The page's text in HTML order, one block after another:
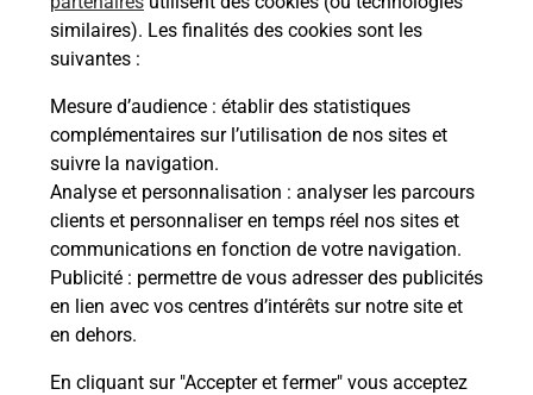
similaires). Les finalités des cookies sont les
suivantes :
Mesure d’audience : établir des statistiques
complémentaires sur l’utilisation de nos sites et
suivre la navigation.
Analyse et personnalisation : analyser les parcours
clients et personnaliser en temps réel nos sites et
communications en fonction de votre navigation.
Publicité : permettre de vous adresser des publicités
en lien avec vos centres d’intérêts sur notre site et
en dehors.
En cliquant sur "Accepter et fermer" vous acceptez
Envoyer un colis
Vous souhaitez envoyer un colis depuis : SAINTE
MAURE DE TOURAINE (37800) ? Découvrez toutes
les solutions proposées par La Poste.
En savoir plus